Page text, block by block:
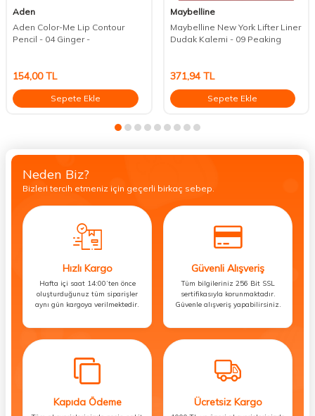
Aden
Aden Color-Me Lip Contour
Pencil - 04 Ginger -
154,00TL
Sepete Ekle
Maybelline
Maybelline New York Lifter Liner
Dudak Kalemi - 09 Peaking
371,94TL
Sepete Ekle
Neden Biz?
Bizleri tercih etmeniz için geçerli birkaç sebep.
Hızlı Kargo
Hafta içi saat 14:00’ten önce
oluşturduğunuz tüm siparişler
aynı gün kargoya verilmektedir.
Güvenli Alışveriş
Tüm bilgileriniz 256 Bit SSL
sertifikasıyla korunmaktadır.
Güvenle alışveriş yapabilirsiniz.
Kapıda Ödeme Ücretsiz Kargo